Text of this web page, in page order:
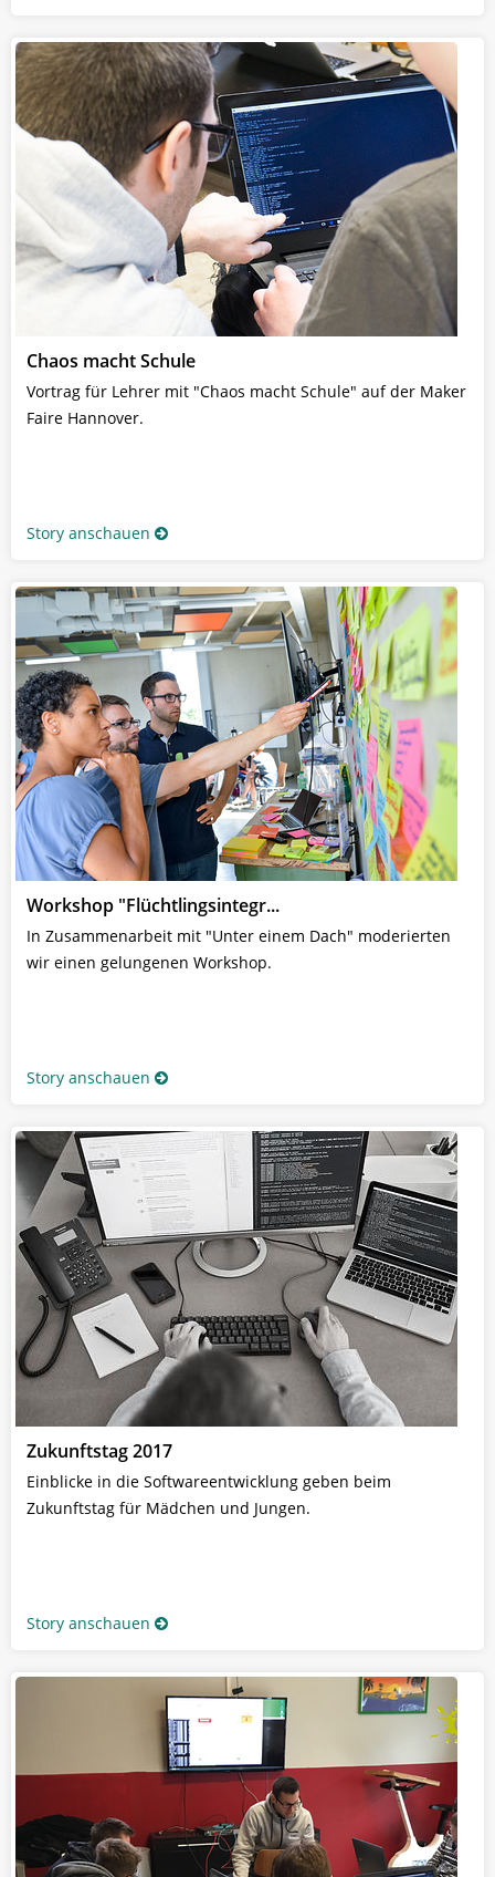
Chaos macht Schule
Vortrag für Lehrer mit "Chaos macht Schule" auf der Maker
Faire Hannover.
Story anschauen
Workshop "Flüchtlingsintegr...
In Zusammenarbeit mit "Unter einem Dach" moderierten
wir einen gelungenen Workshop.
Story anschauen
Zukunftstag 2017
Einblicke in die Softwareentwicklung geben beim
Zukunftstag für Mädchen und Jungen.
Story anschauen